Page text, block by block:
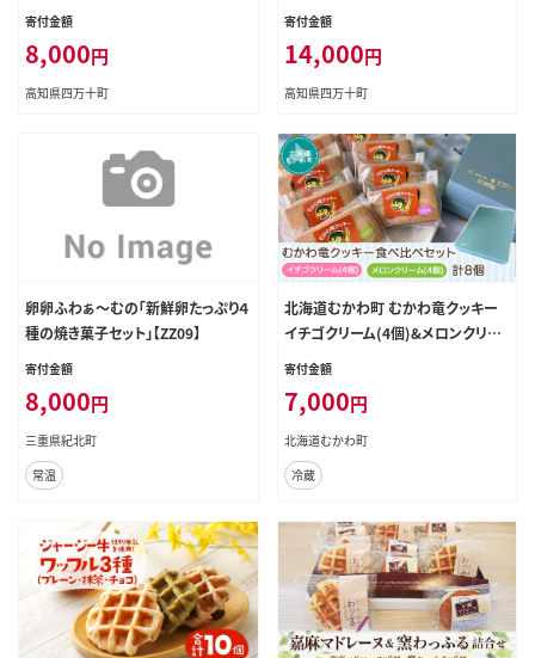
ト／Ikg-A94
寄付金額
8,000円
高知県四万十町
リー、金柑、ジンジャーラムナッツ）カ
寄付金額
14,000円
高知県四万十町
卵卵ふわぁ～むの「新鮮卵たっぷり４
種の焼き菓子セット」【ZZ09】
寄付金額
8,000円
三重県紀北町
常温
北海道むかわ町 むかわ竜クッキー
イチゴクリーム(4個)&メロンクリー
ム(4個)計8個食べ比べセット MKW
寄付金額
7,000円
北海道むかわ町
冷蔵